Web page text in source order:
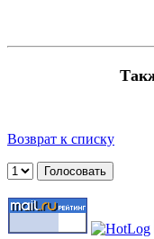
Возврат к списку